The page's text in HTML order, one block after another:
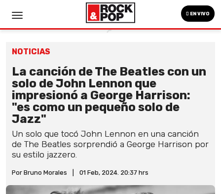
EN VIVO
NOTICIAS
La canción de The Beatles con un
solo de John Lennon que
impresionó a George Harrison:
"es como un pequeño solo de
Jazz"
Un solo que tocó John Lennon en una canción
de The Beatles sorprendió a George Harrison por
su estilo jazzero.
Por Bruno Morales 01 Feb, 2024. 20:37 hrs